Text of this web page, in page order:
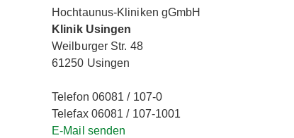
Hochtaunus-Kliniken gGmbH
Klinik Usingen
Weilburger Str. 48
61250 Usingen
Telefon 06081 / 107-0
Telefax 06081 / 107-1001
E-Mail senden